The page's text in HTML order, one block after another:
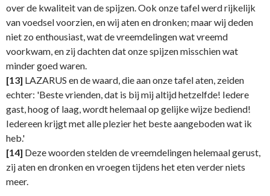
over de kwaliteit van de spijzen. Ook onze tafel werd rijkelijk
van voedsel voorzien, en wij aten en dronken; maar wij deden
niet zo enthousiast, wat de vreemdelingen wat vreemd
voorkwam, en zij dachten dat onze spijzen misschien wat
minder goed waren.
[13] LAZARUS en de waard, die aan onze tafel aten, zeiden
echter: 'Beste vrienden, dat is bij mij altijd hetzelfde! Iedere
gast, hoog of laag, wordt helemaal op gelijke wijze bediend!
Iedereen krijgt met alle plezier het beste aangeboden wat ik
heb.'
[14] Deze woorden stelden de vreemdelingen helemaal gerust,
zij aten en dronken en vroegen tijdens het eten verder niets
meer.